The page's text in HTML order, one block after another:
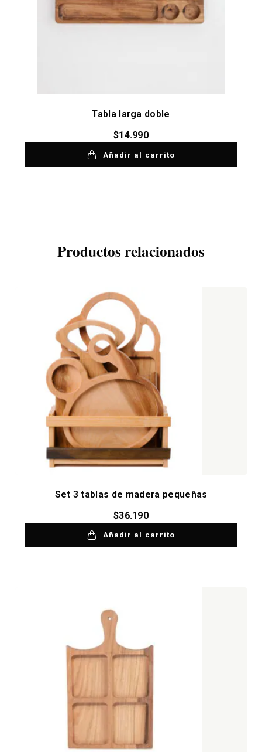
Tabla larga doble
$14.990
Añadir al carrito
Productos relacionados
Set 3 tablas de madera pequeñas
$36.190
Añadir al carrito